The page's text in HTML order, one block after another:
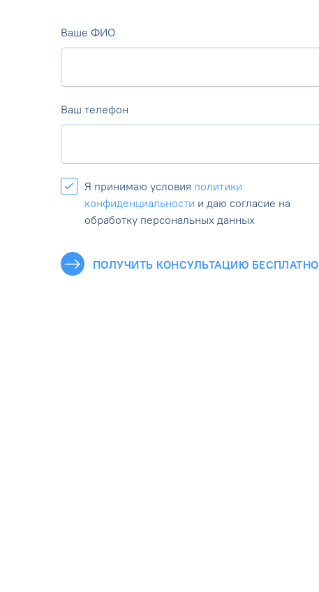
Ваше ФИО
Ваш телефон
Я принимаю условия политики
конфиденциальности и даю согласие на
обработку персональных данных
ПОЛУЧИТЬ КОНСУЛЬТАЦИЮ БЕСПЛАТНО